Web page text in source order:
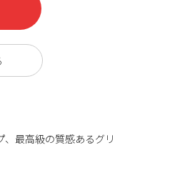
最高級の質感あるグリ